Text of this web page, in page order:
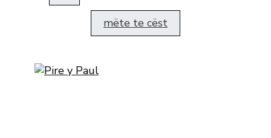
mëte te cëst